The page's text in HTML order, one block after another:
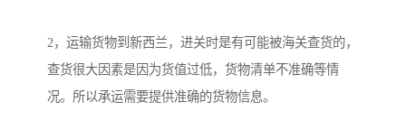
2，运输货物到新西兰，进关时是有可能被海关查货的，
查货很大因素是因为货值过低，货物清单不准确等情
况。所以承运需要提供准确的货物信息。